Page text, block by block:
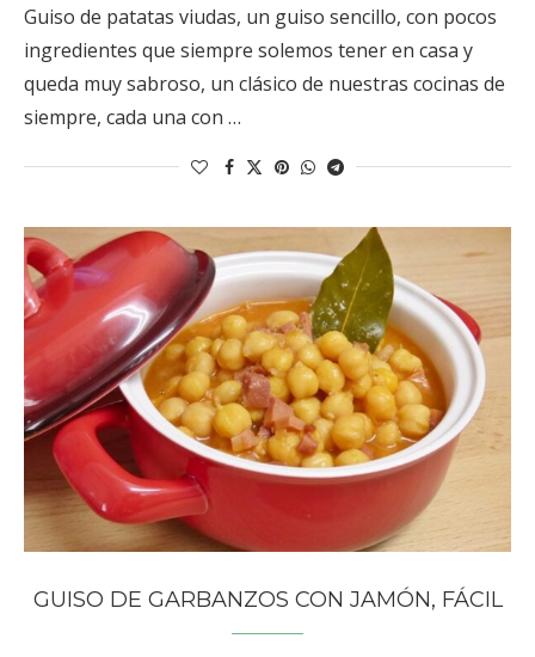
Guiso de patatas viudas, un guiso sencillo, con pocos
ingredientes que siempre solemos tener en casa y
queda muy sabroso, un clásico de nuestras cocinas de
siempre, cada una con …
GUISO DE GARBANZOS CON JAMÓN, FÁCIL